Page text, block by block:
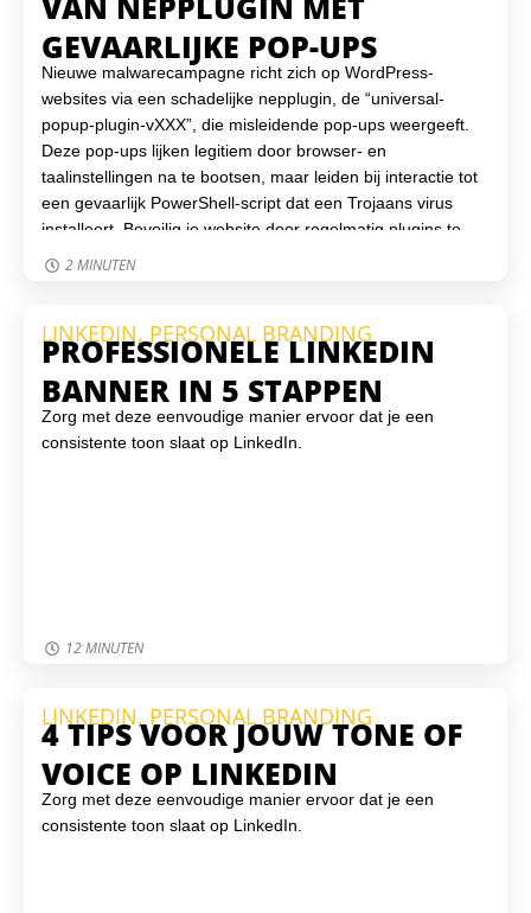
GEVAARLIJKE POP-UPS
Nieuwe malwarecampagne richt zich op WordPress-
websites via een schadelijke nepplugin, de “universal-
popup-plugin-vXXX”, die misleidende pop-ups weergeeft.
Deze pop-ups lijken legitiem door browser- en
taalinstellingen na te bootsen, maar leiden bij interactie tot
een gevaarlijk PowerShell-script dat een Trojaans virus
installeert. Beveilig je website door regelmatig plugins te
controleren, een monitoring-tool in te stellen en sterke
beschermd te houden tegen online bedreigingen.
2 MINUTEN
LINKEDIN, PERSONAL BRANDING
PROFESSIONELE LINKEDIN
BANNER IN 5 STAPPEN
Zorg met deze eenvoudige manier ervoor dat je een
consistente toon slaat op LinkedIn.
12 MINUTEN
LINKEDIN, PERSONAL BRANDING
4 TIPS VOOR JOUW TONE OF
VOICE OP LINKEDIN
Zorg met deze eenvoudige manier ervoor dat je een
consistente toon slaat op LinkedIn.